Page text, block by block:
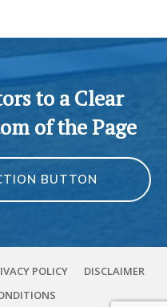
to a Clear
of the Page
BUTTON
POLICY
DISCLAIMER